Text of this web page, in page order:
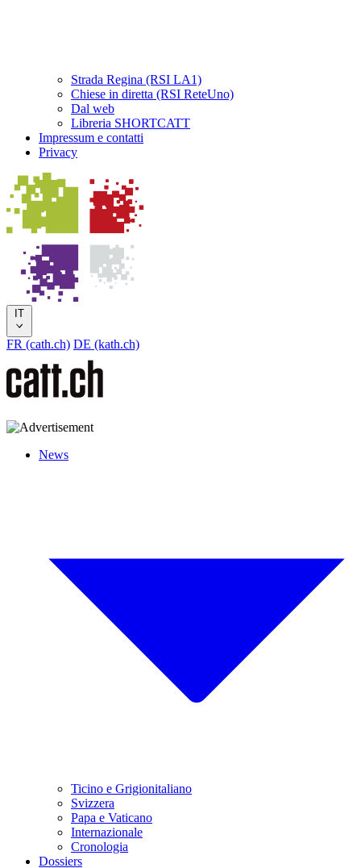
Strada Regina (RSI LA1)
Chiese in diretta (RSI ReteUno)
Dal web
Libreria SHORTCATT
Impressum e contatti
Privacy
IT
FR (cath.ch) DE (kath.ch)
News
Ticino e Grigionitaliano
Svizzera
Papa e Vaticano
Internazionale
Cronologia
Dossiers